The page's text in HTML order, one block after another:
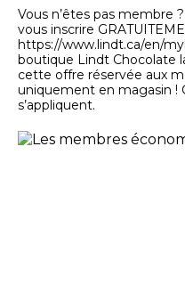
Vous n’êtes pas membre
vous inscrire
https://www.lindt.ca/en/
boutique Lindt Chocolate
cette offre réservée aux
uniquement en magasin !
s’appliquent.